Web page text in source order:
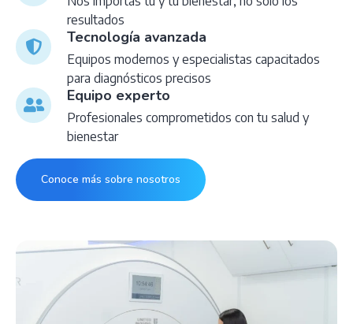
resultados
Tecnología avanzada
Equipos modernos y especialistas capacitados
para diagnósticos precisos
Equipo experto
Profesionales comprometidos con tu salud y
bienestar
Conoce más sobre nosotros